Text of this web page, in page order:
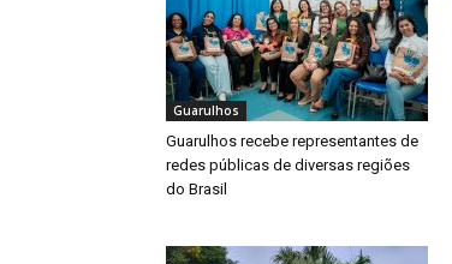
Guarulhos
Guarulhos recebe representantes de
redes públicas de diversas regiões
do Brasil